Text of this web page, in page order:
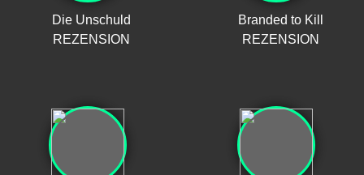
Die Unschuld
REZENSION
Branded to Kill
REZENSION